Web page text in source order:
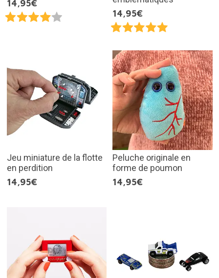
14,95€
14,95€
Jeu miniature de la flotte
en perdition
14,95€
Peluche originale en
forme de poumon
14,95€